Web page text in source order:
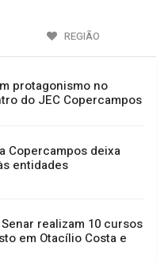
REGIÃO
protagonismo no
do JEC Copercampos
Copercampos deixa
entidades
realizam 10 cursos
em Otacílio Costa e